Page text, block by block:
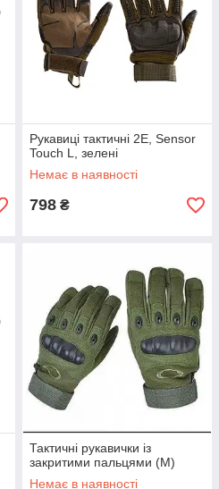
Рукавиці тактичні 2E, Sensor
Touch L, зелені
Немає в наявності
798 ₴
Тактичні рукавички із
закритими пальцями (M)
Немає в наявності